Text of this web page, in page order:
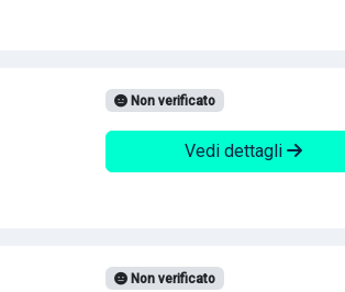
Non verificato
Vedi dettagli
Non verificato